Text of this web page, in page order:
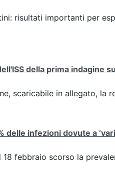
risultati importanti per
della prima indagine
scaricabile in allegato, la
delle infezioni dovute a
18 febbraio scorso la